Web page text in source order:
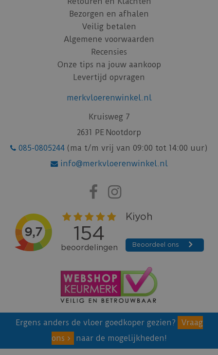
Bezorgen en afhalen
Veilig betalen
Algemene voorwaarden
Recensies
Onze tips na jouw aankoop
Levertijd opvragen
merkvloerenwinkel.nl
Kruisweg 7
2631 PE Nootdorp
085-0805244 (ma t/m vrij van 09:00 tot 14:00 uur)
info@merkvloerenwinkel.nl
Ergens anders de vloer goedkoper gezien?
Vraag
ons
naar de mogelijkheden!